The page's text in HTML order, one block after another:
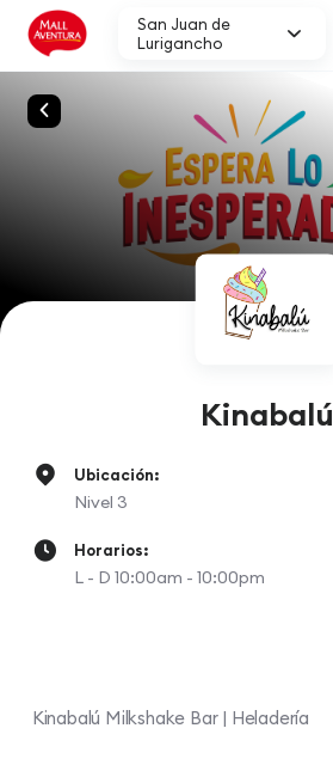
San Juan de
Lurigancho
Kinabalú
Ubicación:
Nivel 3
Horarios:
L - D 10:00am - 10:00pm
Kinabalú Milkshake Bar | Heladería